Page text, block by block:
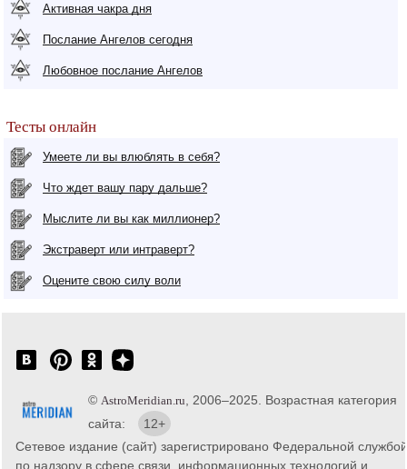
Активная чакра дня
Послание Ангелов сегодня
Любовное послание Ангелов
Тесты онлайн
Умеете ли вы влюблять в себя?
Что ждет вашу пару дальше?
Мыслите ли вы как миллионер?
Экстраверт или интраверт?
Оцените свою силу воли
© AstroMeridian.ru , 2006–2025. Возрастная категория
сайта:
12+
Сетевое издание (сайт) зарегистрировано Федеральной службой
по надзору в сфере связи, информационных технологий и